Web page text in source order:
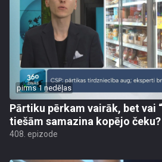
pirms 1 nedēļas
Pārtiku pērkam vairāk, bet vai
tiešām samazina kopējo čeku?
408. epizode